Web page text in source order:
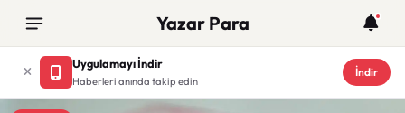
Yazar Para
Uygulamayı İndir
Haberleri anında takip edin
İndir